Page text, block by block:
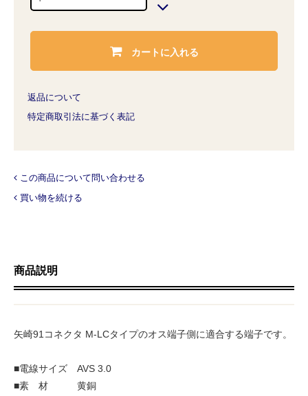
カートに入れる
返品について
特定商取引法に基づく表記
この商品について問い合わせる
買い物を続ける
商品説明
矢崎91コネクタ M-LCタイプのオス端子側に適合する端子です。
■電線サイズ AVS 3.0
■素 材 黄銅